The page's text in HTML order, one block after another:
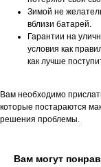
Зимой не
вблизи батарей.
Гарантии на
условия как
как лучше
Вам необходимо
которые постараются
решения проблемы.
Вам могут